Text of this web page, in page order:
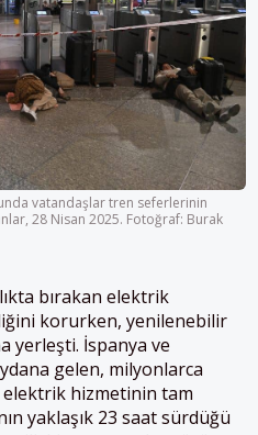
vatandaşlar tren seferlerinin
28 Nisan 2025. Fotoğraf: Burak
bırakan elektrik
korurken, yenilenebilir
yerleşti. İspanya ve
gelen, milyonlarca
elektrik hizmetinin tam
yaklaşık 23 saat sürdüğü